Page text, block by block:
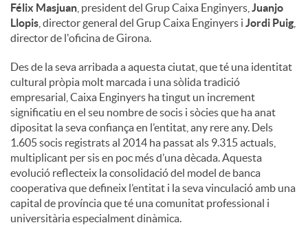
Félix Masjuan , president del Grup Caixa Enginyers, Juanjo
Llopis , director general del Grup Caixa Enginyers i Jordi Puig
director de l'oficina de Girona.
Des de la seva arribada a aquesta ciutat, que té una identitat
cultural pròpia molt marcada i una sòlida tradició
empresarial, Caixa Enginyers ha tingut un increment
significatiu en el seu nombre de socis i sòcies que ha anat
dipositat la seva confiança en l’entitat, any rere any. Dels
1.605 socis registrats al 2014 ha passat als 9.315 actuals,
multiplicant per sis en poc més d’una dècada. Aquesta
evolució reflecteix la consolidació del model de banca
cooperativa que defineix l’entitat i la seva vinculació amb una
capital de província que té una comunitat professional i
universitària especialment dinàmica.